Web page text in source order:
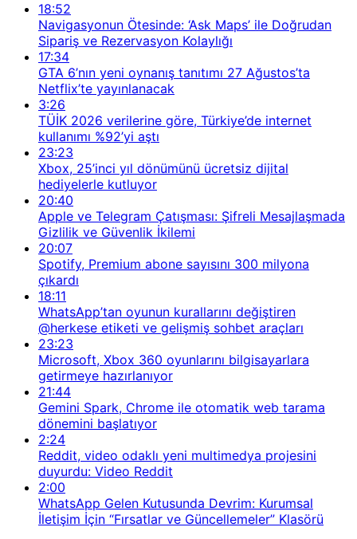
18:52
Navigasyonun Ötesinde: ‘Ask Maps’ ile Doğrudan
Sipariş ve Rezervasyon Kolaylığı
17:34
GTA 6’nın yeni oynanış tanıtımı 27 Ağustos’ta
Netflix’te yayınlanacak
3:26
TÜİK 2026 verilerine göre, Türkiye’de internet
kullanımı %92’yi aştı
23:23
Xbox, 25’inci yıl dönümünü ücretsiz dijital
hediyelerle kutluyor
20:40
Apple ve Telegram Çatışması: Şifreli Mesajlaşmada
Gizlilik ve Güvenlik İkilemi
20:07
Spotify, Premium abone sayısını 300 milyona
çıkardı
18:11
WhatsApp’tan oyunun kurallarını değiştiren
@herkese etiketi ve gelişmiş sohbet araçları
23:23
Microsoft, Xbox 360 oyunlarını bilgisayarlara
getirmeye hazırlanıyor
21:44
Gemini Spark, Chrome ile otomatik web tarama
dönemini başlatıyor
2:24
Reddit, video odaklı yeni multimedya projesini
duyurdu: Video Reddit
2:00
WhatsApp Gelen Kutusunda Devrim: Kurumsal
İletişim İçin “Fırsatlar ve Güncellemeler” Klasörü